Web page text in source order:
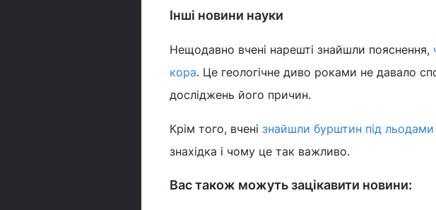
Інші новини науки
Нещодавно вчені нарешті знайшли пояснення,
кора. Це геологічне диво роками не давало
досліджень його причин.
Крім того, вчені знайшли бурштин під
знахідка і чому це так важливо.
Вас також можуть зацікавити новини: